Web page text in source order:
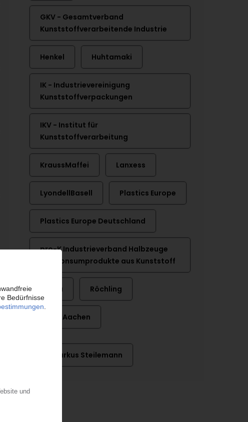
GKV - Gesamtverband
Kunststoffverarbeitende Industrie
Henkel Huhtamaki
IK - Industrievereinigung
Kunststoffverpackungen
IKV - Institut für
Kunststoffverarbeitung
KraussMaffei Lanxess
LyondellBasell Plastics Europe
Plastics Europe Deutschland
pro-K Industrieverband Halbzeuge
und Konsumprodukte aus Kunststoff
Rehau Röchling
RWTH Aachen
Dr. Markus Steilemann